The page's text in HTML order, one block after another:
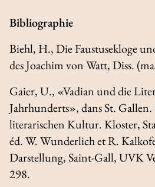
Bibliographie
Biehl, H.,Die Faustusekloge
des Joachim von Watt, Diss.
Gaier, U., «Vadian und die
Jahrhunderts», dansSt. Gallen.
literarischen Kultur. Kloster,
éd. W. Wunderlich et R.
Darstellung, Saint-Gall, UVK
298.